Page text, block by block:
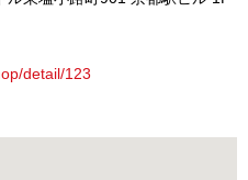
detail/123